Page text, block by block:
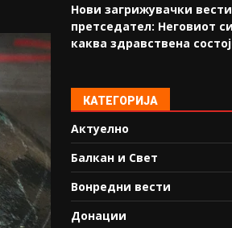
Нови загрижувачки
претседател: Неговиот
каква здравствена
КАТЕГОРИЈА
Актуелно
Балкан и Свет
Вонредни вести
Донации